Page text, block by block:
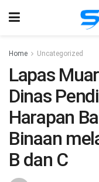
Home Uncategorized
Lapas
Dinas
Harapan
Binaan
B dan C